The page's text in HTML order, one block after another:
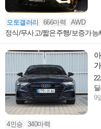
오토갤러리 666마력 AWD
정식/무사고/짧은주행/보증가능
9
4인승 340마력